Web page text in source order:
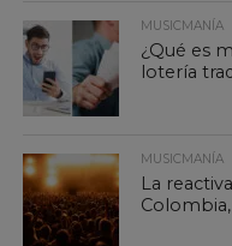
MUSICMANÍA
¿Qué es
lotería
MUSICMANÍA
La